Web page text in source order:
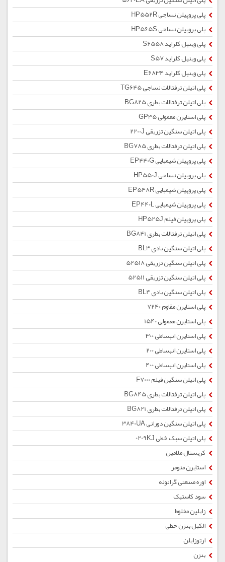
پلی پروپیلن نساجی HP552R
پلی پروپیلن نساجی HP565S
پلی وینیل کلراید S6558
پلی وینیل کلراید S57
پلی وینیل کلراید E6834
پلی اتیلن ترفتالات نساجی TG645
پلی اتیلن ترفتالات بطری BG825
پلی استایرن معمولی GP35
پلی اتیلن سنگین تزریقی 2200J
پلی اتیلن ترفتالات بطری BG785
پلی پروپیلن شیمیایی EP440G
پلی پروپیلن نساجی HP550J
پلی پروپیلن شیمیایی EP548R
پلی پروپیلن شیمیایی EP440L
پلی پروپیلن فیلم HP525J
پلی اتیلن ترفتالات بطری BG841
پلی اتیلن سنگین بادی BL3
پلی اتیلن سنگین تزریقی 52518
پلی اتیلن سنگین تزریقی 52511
پلی اتیلن سنگین بادی BL4
پلی استایرن مقاوم 7240
پلی استایرن معمولی 1540
پلی استایرن انبساطی 300
پلی استایرن انبساطی 200
پلی استایرن انبساطی 400
پلی اتیلن سنگین فیلم F7000
پلی اتیلن ترفتالات بطری BG845
پلی اتیلن ترفتالات بطری BG821
پلی اتیلن سنگین دورانی 3840UA
پلی اتیلن سبک خطی 0209KJ
کریستال ملامین
استایرن منومر
اوره صنعتی گرانوله
سود کاستیک
زایلین مخلوط
الکیل بنزن خطی
ارتوزایلن
بنزن